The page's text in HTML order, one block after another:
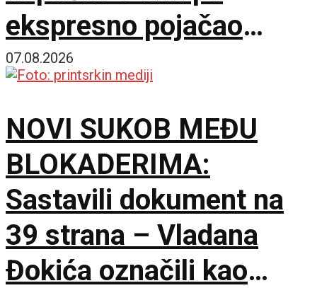
ekspresno pojačao
stručni štab Vojvodine!
07.08.2026
NOVI SUKOB MEĐU
BLOKADERIMA:
Sastavili dokument na
39 strana – Vladana
Đokića označili kao